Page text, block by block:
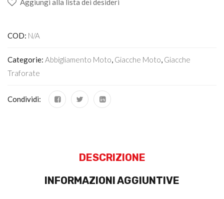
Aggiungi alla lista dei desideri
COD: N/A
Categorie: Abbigliamento Moto, Giacche Moto, Giacche
Traforate
Condividi:
DESCRIZIONE
INFORMAZIONI AGGIUNTIVE